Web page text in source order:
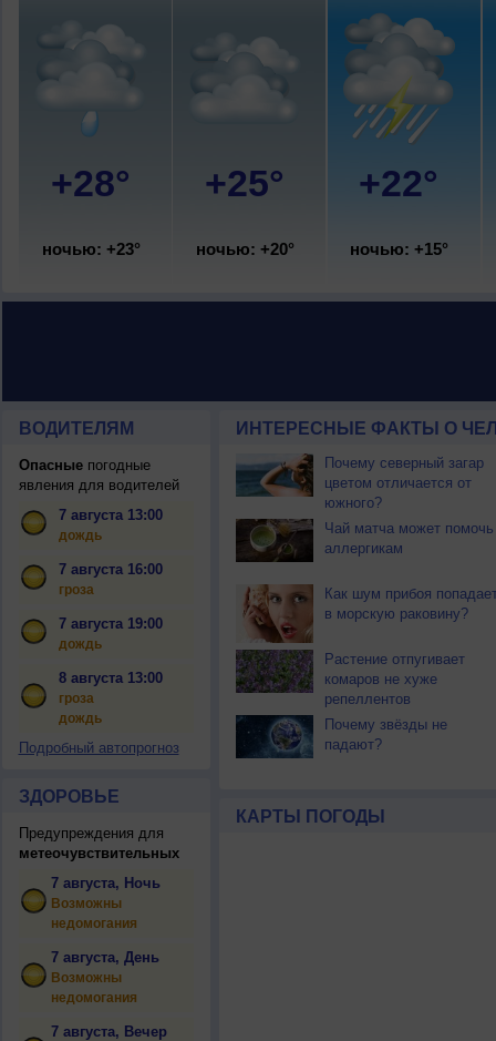
+28°
ночью: +23°
+25°
ночью: +20°
+22°
ночью: +15°
ВОДИТЕЛЯМ
Опасныепогодные
явления для водителей
7 августа 13:00
дождь
7 августа 16:00
гроза
7 августа 19:00
дождь
8 августа 13:00
гроза
дождь
Подробный автопрогноз
ЗДОРОВЬЕ
Предупреждения для
метеочувствительных
7 августа, Ночь
Возможны
недомогания
7 августа, День
Возможны
недомогания
7 августа, Вечер
ИНТЕРЕСНЫЕ ФАКТЫ О
Почему северный загар
цветом отличается от
южного?
Чай матча может помочь
аллергикам
Как шум прибоя
в морскую раковину?
Растение отпугивает
комаров не хуже
репеллентов
Почему звёзды не
падают?
КАРТЫ ПОГОДЫ